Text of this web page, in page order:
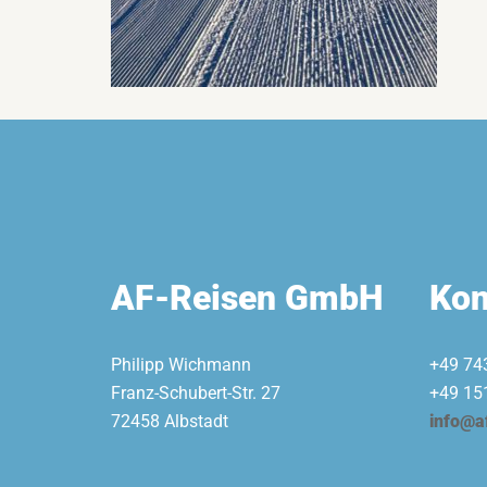
AF-Reisen GmbH
Philipp Wichmann
Franz-Schubert-Str. 27
72458 Albstadt
+49
+49